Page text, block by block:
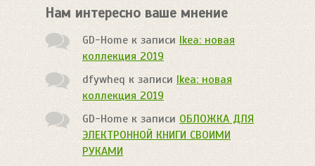
Нам интересно ваше мнение
GD-Homeк записиIkea: новая
коллекция 2019
dfywheq к записиIkea: новая
коллекция 2019
GD-Home к записи ОБЛОЖКА ДЛЯ
ЭЛЕКТРОННОЙ КНИГИ СВОИМИ
РУКАМИ